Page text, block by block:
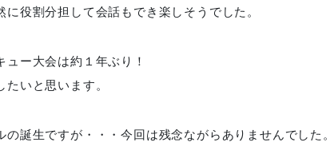
に役割分担して会話もでき楽しそうでした。
ュー大会は約１年ぶり！
たいと思います。
の誕生ですが・・・今回は残念ながらありませんでした。